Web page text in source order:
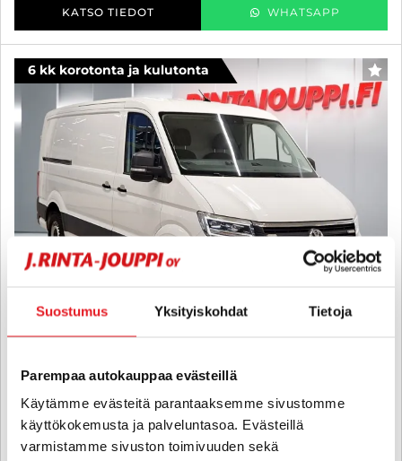
Suostumus Yksityiskohdat Tietoja
Parempaa autokauppaa evästeillä
Käytämme evästeitä parantaaksemme sivustomme
käyttökokemusta ja palveluntasoa. Evästeillä
varmistamme sivuston toimivuuden sekä
KATSO TIEDOT WHATSAPP
6 kk korotonta ja kulutonta
Volkswagen Crafter
- 6 kk korotonta ja kulutonta maksuaikaa! - ALV-
Vähennyskelpoinen, Suomiauto, 1-omisteinen, Neliveto, Koukku,
Webasto, Peruutuskamera, LED-Ajovalot, Merkkihuollettu - J.